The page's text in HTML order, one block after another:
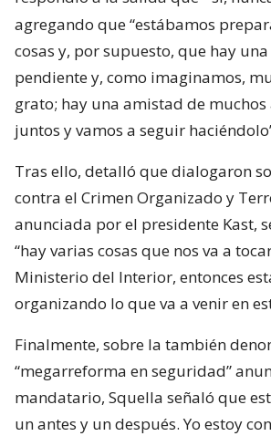
agregando que “estábamos
cosas y, por supuesto, que hay
pendiente y, como imaginamos,
grato; hay una amistad de
juntos y vamos a seguir
Tras ello, detalló que dialogaron
contra el Crimen Organizado y
anunciada por el presidente Kast,
“hay varias cosas que nos va a
Ministerio del Interior, entonces
organizando lo que va a venir en
Finalmente, sobre la también
“megarreforma en seguridad”
mandatario, Squella señaló que
un antes y un después. Yo estoy